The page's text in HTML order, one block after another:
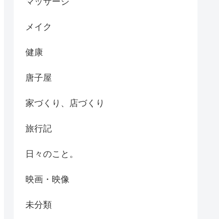
メイク
健康
唐子屋
家づくり、店づくり
旅行記
日々のこと。
映画・映像
未分類